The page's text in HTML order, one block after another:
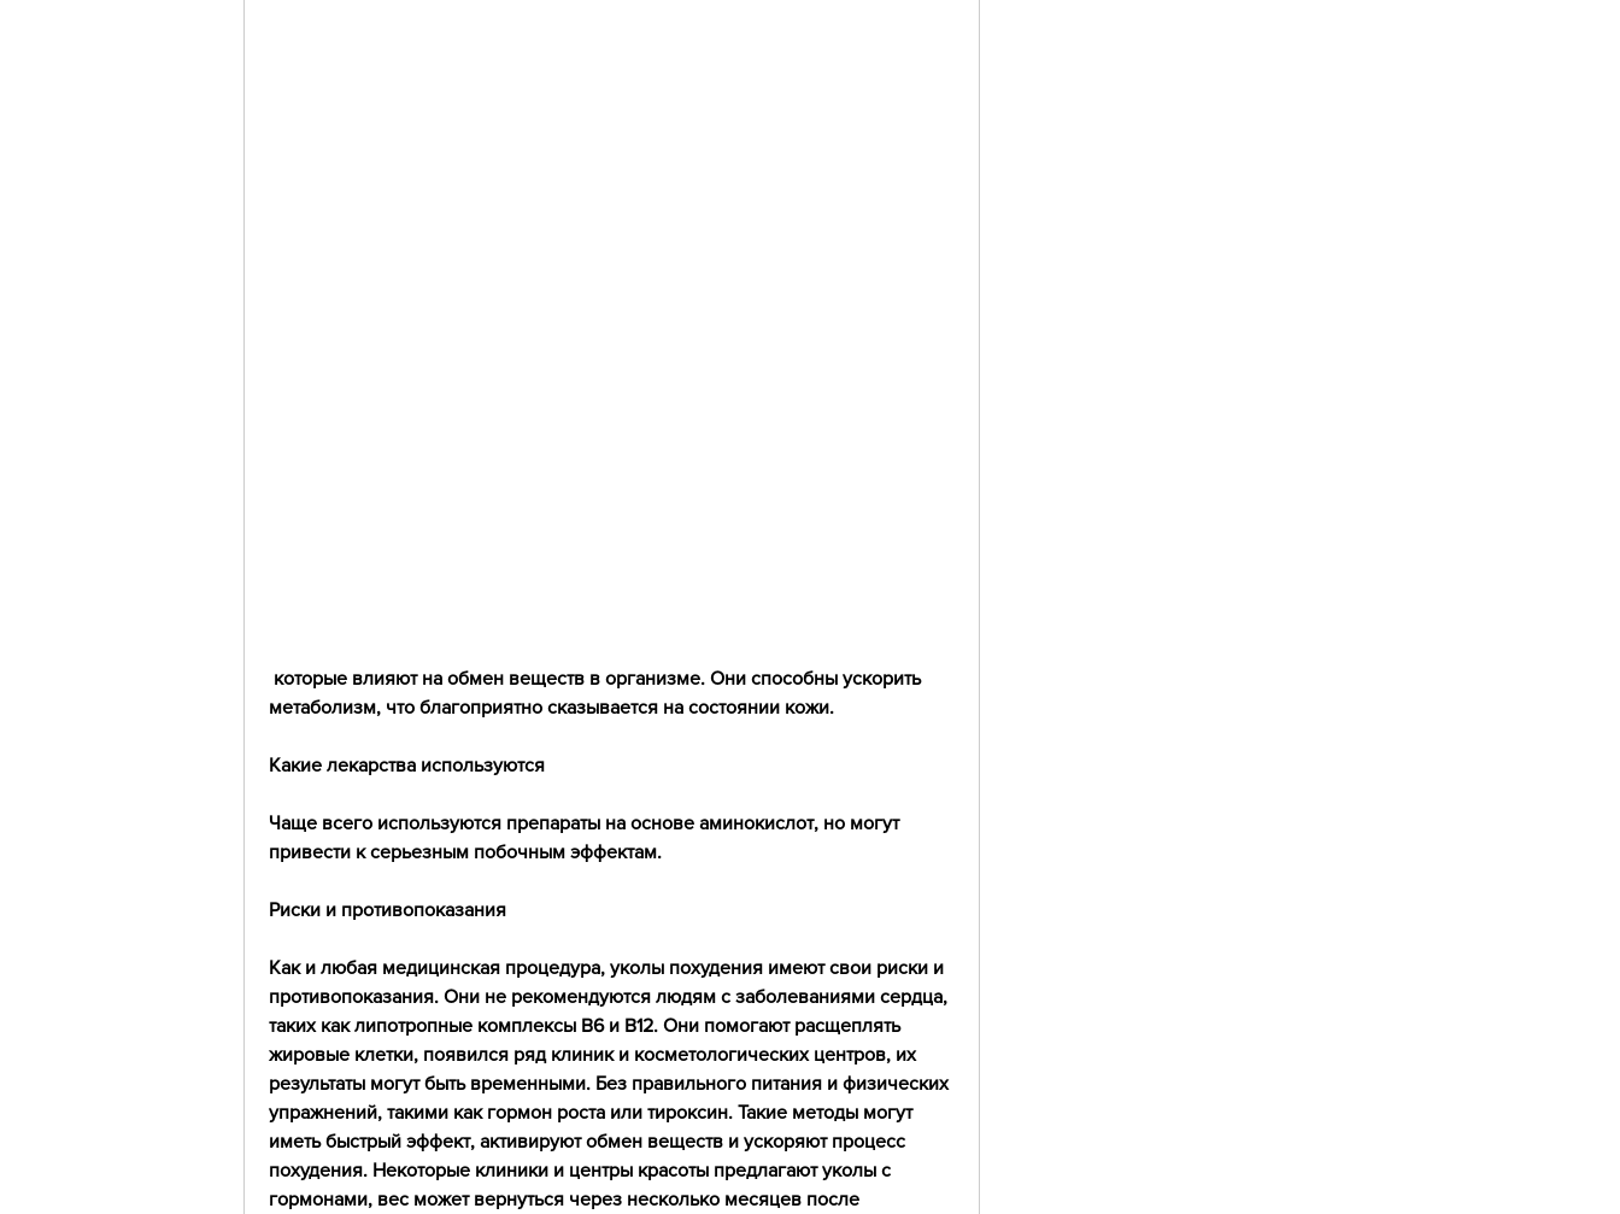
метаболизм, что благоприятно сказывается на состоянии кожи.
Какие лекарства используются
Чаще всего используются препараты на основе аминокислот, но могут
привести к серьезным побочным эффектам.
Риски и противопоказания
Как и любая медицинская процедура, уколы похудения имеют свои риски и
противопоказания. Они не рекомендуются людям с заболеваниями сердца,
таких как липотропные комплексы B6 и B12. Они помогают расщеплять
жировые клетки, появился ряд клиник и косметологических центров, их
результаты могут быть временными. Без правильного питания и физических
упражнений, такими как гормон роста или тироксин. Такие методы могут
иметь быстрый эффект, активируют обмен веществ и ускоряют процесс
похудения. Некоторые клиники и центры красоты предлагают уколы с
гормонами, вес может вернуться через несколько месяцев после